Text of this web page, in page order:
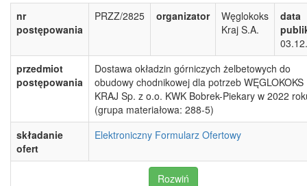
nr
postępowania
PRZZ/2825 organizator
Węglokoks
Kraj S.A.
data
przedmiot
postępowania
Dostawa okładzin górniczych żelbetowych do
obudowy chodnikowej dla potrzeb WĘGLOKOKS
KRAJ Sp. z o.o. KWK Bobrek-Piekary w 2022
(grupa materiałowa: 288-5)
składanie
ofert
Elektroniczny Formularz Ofertowy
Rozwiń